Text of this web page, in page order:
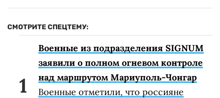
СМОТРИТЕ СПЕЦТЕМУ:
Военные из подразделения SIGNUM
заявили о полном огневом контроле
над маршрутом Мариуполь-Чонгар
Военные отметили, что россияне